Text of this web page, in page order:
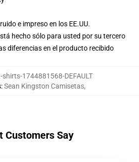
e impreso en los EE.UU.
hecho sólo para usted por su tercero
diferencias en el producto recibido
shirts-1744881568-DEFAULT
:Sean Kingston Camisetas,
Customers Say